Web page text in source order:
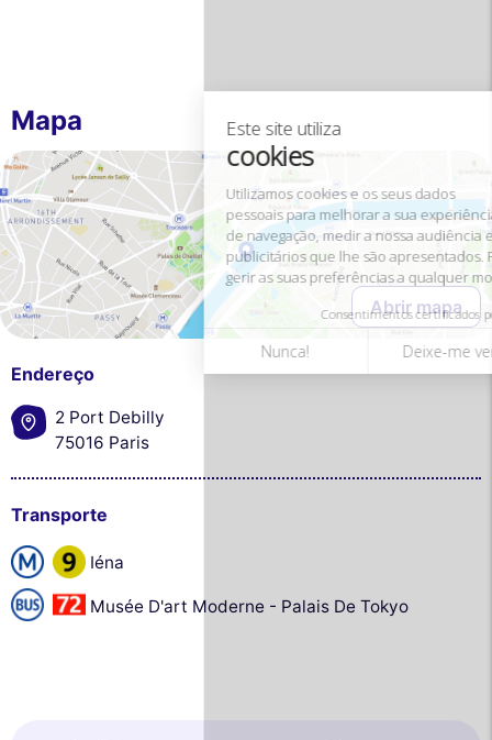
de navegação, medir a nossa audiência e personalizar os anúncios
publicitários que lhe são apresentados. Pode aceitar, rejeitar ou
gerir as suas preferências a qualquer momento.
Consentimentos certificados por
Nunca! Deixe-me ver Ok para mim
Mapa
Abrir mapa
Endereço
2 Port Debilly
75016 Paris
Transporte
Iéna
Musée D'art Moderne - Palais De Tokyo